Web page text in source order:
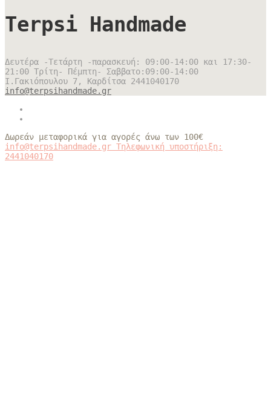
Terpsi Handmade
Δευτέρα -Τετάρτη -παρασκευή: 09:00-14:00 και 17:30-
21:00 Τρίτη- Πέμπτη- Σαββατο:09:00-14:00
Ι.Γακιόπουλου 7, Καρδίτσα 2441040170
info@terpsihandmade.gr
Δωρεάν μεταφορικά για αγορές άνω των 100€
info@terpsihandmade.gr Τηλεφωνική υποστήριξη:
2441040170